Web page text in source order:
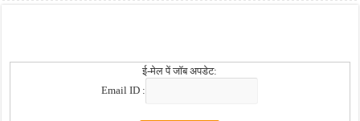
ई-मेल पें जॉब अपडेट:
Email ID :